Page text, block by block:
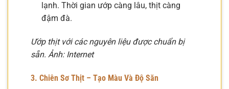
lạnh. Thời gian ướp càng lâu, thịt càng
đậm đà.
Ướp thịt với các nguyên liệu được chuẩn bị
sẵn. Ảnh: Internet
3. Chiên Sơ Thịt – Tạo Màu Và Độ Săn